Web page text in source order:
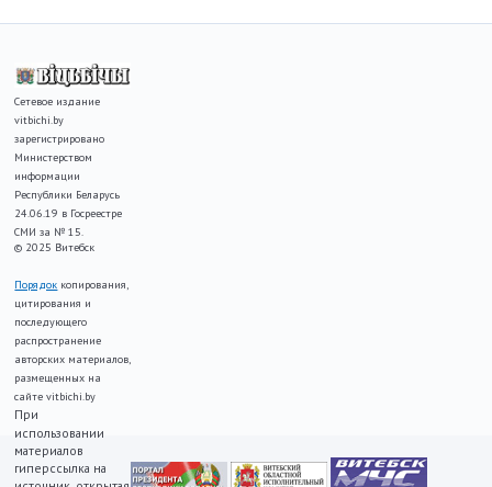
Сетевое издание
vitbichi.by
зарегистрировано
Министерством
информации
Республики Беларусь
24.06.19 в Госреестре
СМИ за № 15.
© 2025 Витебск
Порядок копирования,
цитирования и
последующего
распространение
авторских материалов,
размещенных на
сайте vitbichi.by
При
использовании
материалов
гиперссылка на